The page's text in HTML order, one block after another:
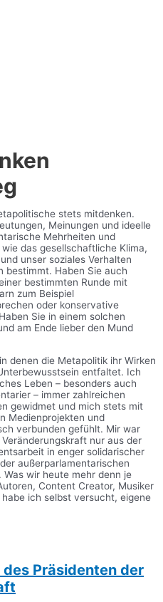
stets mitdenken.
Meinungen und ideelle
Mehrheiten und
das gesellschaftliche Klima,
unser soziales Verhalten
bestimmt. Haben Sie auch
bestimmten Runde mit
zum Beispiel
oder konservative
Sie in einem solchen
am Ende lieber den Mund
denen die Metapolitik ihr Wirken
entfaltet. Ich
Leben – besonders auch
– immer zahlreichen
gewidmet und mich stets mit
Medienprojekten und
verbunden gefühlt. Mir war
nur aus der
in enger solidarischer
außerparlamentarischen
wir heute mehr denn je
Content Creator, Musiker
ich selbst versucht, eigene
Präsidenten der